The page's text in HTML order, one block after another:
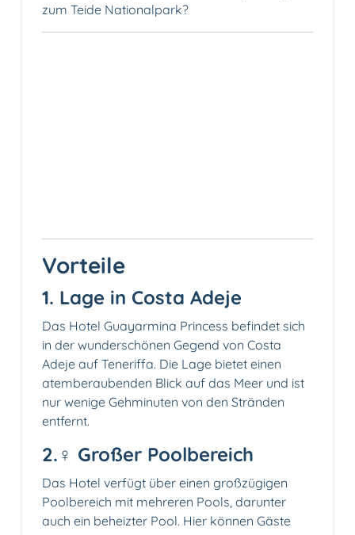
zum Teide Nationalpark?
Vorteile
1. Lage in Costa Adeje
Das Hotel Guayarmina Princess befindet sich
in der wunderschönen Gegend von Costa
Adeje auf Teneriffa. Die Lage bietet einen
atemberaubenden Blick auf das Meer und ist
nur wenige Gehminuten von den Stränden
entfernt.
2.‍♀️ Großer Poolbereich
Das Hotel verfügt über einen großzügigen
Poolbereich mit mehreren Pools, darunter
auch ein beheizter Pool. Hier können Gäste